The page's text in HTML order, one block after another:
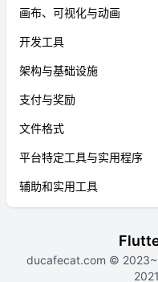
画布、可视化与动画
开发工具
架构与基础设施
支付与奖励
文件格式
平台特定工具与实用程序
辅助和实用工具
ducafecat.com ©